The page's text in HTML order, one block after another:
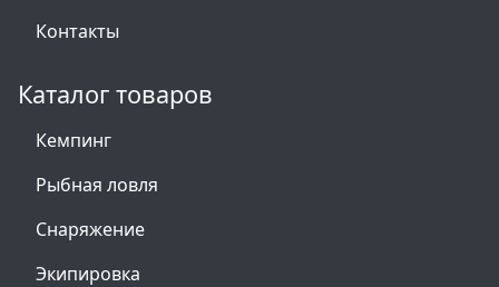
Контакты
Каталог товаров
Кемпинг
Рыбная ловля
Снаряжение
Экипировка